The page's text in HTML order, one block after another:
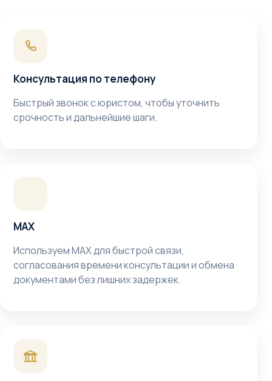
Консультация по телефону
Быстрый звонок с юристом, чтобы уточнить
срочность и дальнейшие шаги.
MAX
Используем MAX для быстрой связи,
согласования времени консультации и обмена
документами без лишних задержек.